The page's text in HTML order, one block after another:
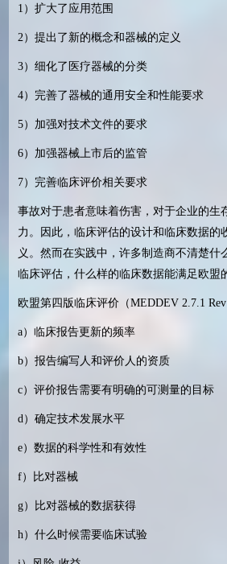
1）扩大了应用范围
2）提出了新的概念和器械的定义
3）细化了医疗器械的分类
4）完善了器械的通用安全和性能要求
5）加强对技术文件的要求
6）加强器械上市后的监管
7）完善临床评价相关要求
事故对于患者意味着伤害，对于企业的生
力。因此，临床评估的设计和临床数据的
义。然而在实践中，许多制造商不清楚什
临床评估，什么样的临床数据能满足欧盟
欧盟第四版临床评价（MEDDEV 2.7.1
a）临床报告更新的频率
b）报告编写人和评价人的资质
c）评价报告需要有明确的可测量的目标
d）确定技术发展水平
e）数据的科学性和有效性
f）比对器械
g）比对器械的数据获得
h）什么时候需要临床试验